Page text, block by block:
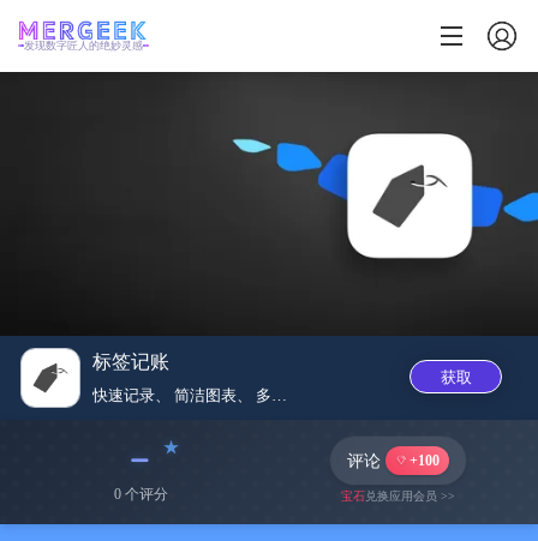
发现数字匠人的绝妙灵感
标签记账
快速记录、 简洁图表、 多种小...
获取
﹣
0 个评分
评论 +100
宝石兑换应用会员 >>